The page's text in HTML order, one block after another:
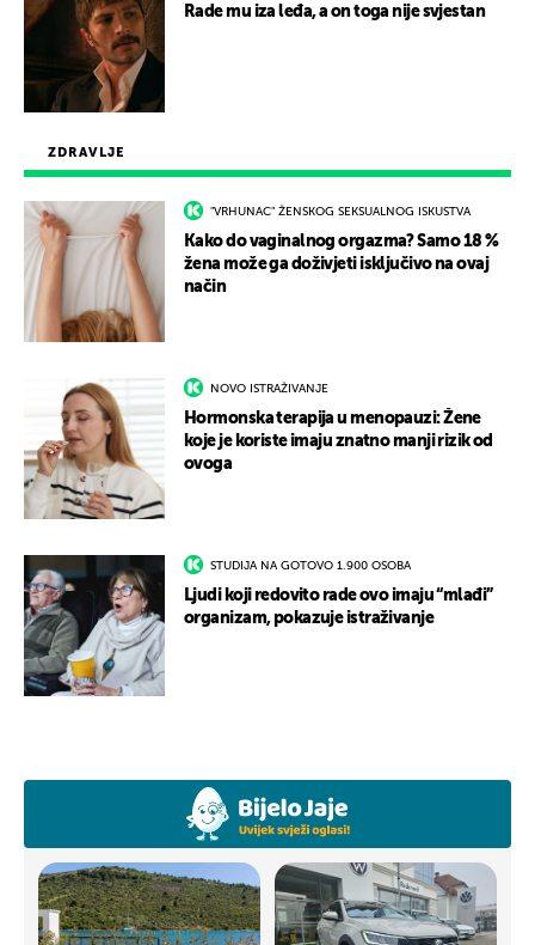
ZDRAVLJE
"VRHUNAC" ŽENSKOG SEKSUALNOG ISKUSTVA
Kako do vaginalnog orgazma? Samo 18 %
žena može ga doživjeti isključivo na ovaj
način
NOVO ISTRAŽIVANJE
Hormonska terapija u menopauzi: Žene
koje je koriste imaju znatno manji rizik od
ovoga
STUDIJA NA GOTOVO 1.900 OSOBA
Ljudi koji redovito rade ovo imaju “mlađi”
organizam, pokazuje istraživanje
Rade mu iza leđa, a on toga nije svjestan